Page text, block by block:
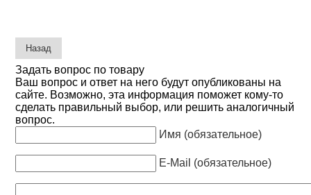
Задать вопрос по товару
Ваш вопрос и ответ на него будут опубликованы на
сайте. Возможно, эта информация поможет кому-то
сделать правильный выбор, или решить аналогичный
вопрос.
Имя (обязательное)
E-Mail (обязательное)